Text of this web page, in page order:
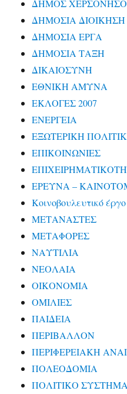
ΔΗΜΟΣ
ΔΗΜΟΣΙΑ ΔΙΟΙΚΗΣΗ
ΔΗΜΟΣΙΑ ΕΡΓΑ
ΔΗΜΟΣΙΑ ΤΑΞΗ
ΔΙΚΑΙΟΣΥΝΗ
ΕΘΝΙΚΗ ΑΜΥΝΑ
ΕΚΛΟΓΕΣ 2007
ΕΝΕΡΓΕΙΑ
ΕΞΩΤΕΡΙΚΗ
ΕΠΙΚΟΙΝΩΝΙΕΣ
ΕΡΕΥΝΑ –
Κοινοβουλευτικό έργο
ΜΕΤΑΝΑΣΤΕΣ
ΜΕΤΑΦΟΡΕΣ
ΝΑΥΤΙΛΙΑ
ΝΕΟΛΑΙΑ
ΟΙΚΟΝΟΜΙΑ
ΟΜΙΛΙΕΣ
ΠΑΙΔΕΙΑ
ΠΕΡΙΒΑΛΛΟΝ
ΠΕΡΙΦΕΡΕΙΑΚΗ
ΠΟΛΕΟΔΟΜΙΑ
ΠΟΛΙΤΙΚΟ ΣΥΣΤΗΜΑ